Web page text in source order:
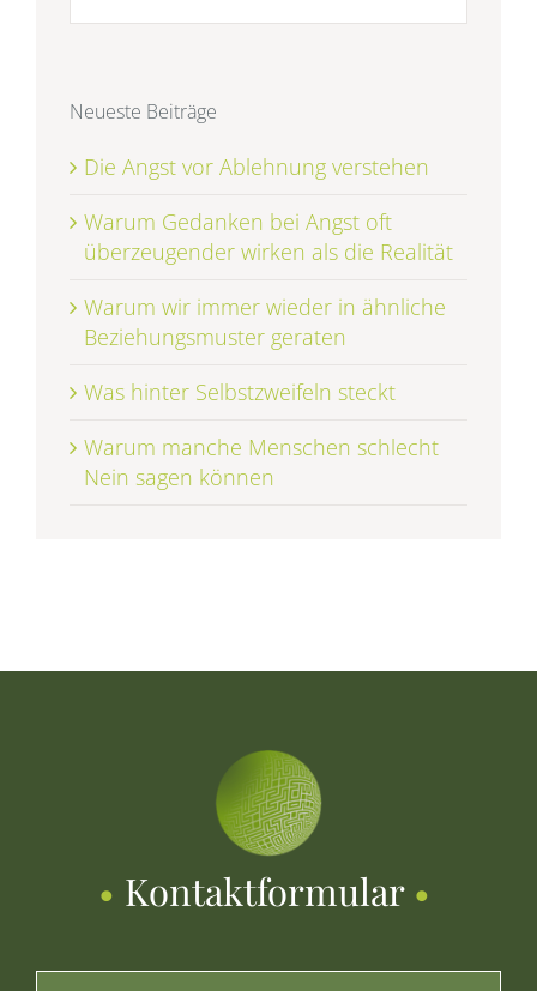
Neueste Beiträge
Die Angst vor Ablehnung verstehen
Warum Gedanken bei Angst oft
überzeugender wirken als die Realität
Warum wir immer wieder in ähnliche
Beziehungsmuster geraten
Was hinter Selbstzweifeln steckt
Warum manche Menschen schlecht
Nein sagen können
• Kontaktformular •